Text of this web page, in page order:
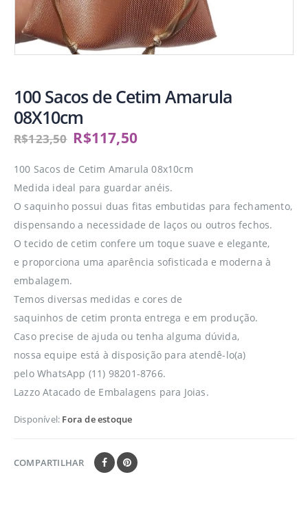
100 Sacos de Cetim Amarula
08X10cm
R$123,50 R$117,50
100 Sacos de Cetim Amarula 08x10cm
Medida ideal para guardar anéis.
O saquinho possui duas fitas embutidas para fechamento,
dispensando a necessidade de laços ou outros fechos.
O tecido de cetim confere um toque suave e elegante,
e proporciona uma aparência sofisticada e moderna à
embalagem.
Temos diversas medidas e cores de
saquinhos de cetim pronta entrega e em produção.
Caso precise de ajuda ou tenha alguma dúvida,
nossa equipe está à disposição para atendê-lo(a)
pelo WhatsApp (11) 98201-8766.
Lazzo Atacado de Embalagens para Joias.
Disponível: Fora de estoque
COMPARTILHAR